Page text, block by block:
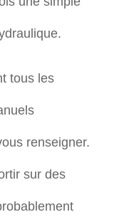
tous les
renseigner.
sur des